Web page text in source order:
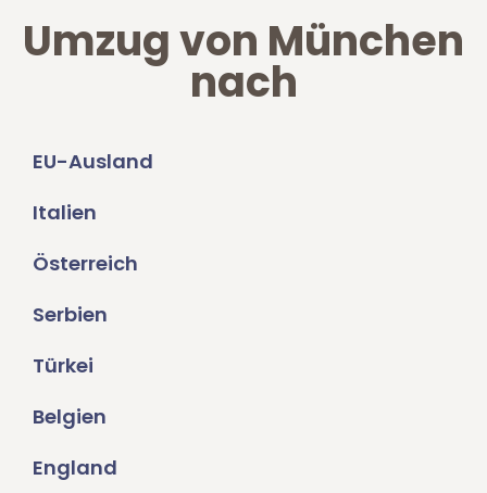
Umzug von München
nach
EU-Ausland
Italien
Österreich
Serbien
Türkei
Belgien
England